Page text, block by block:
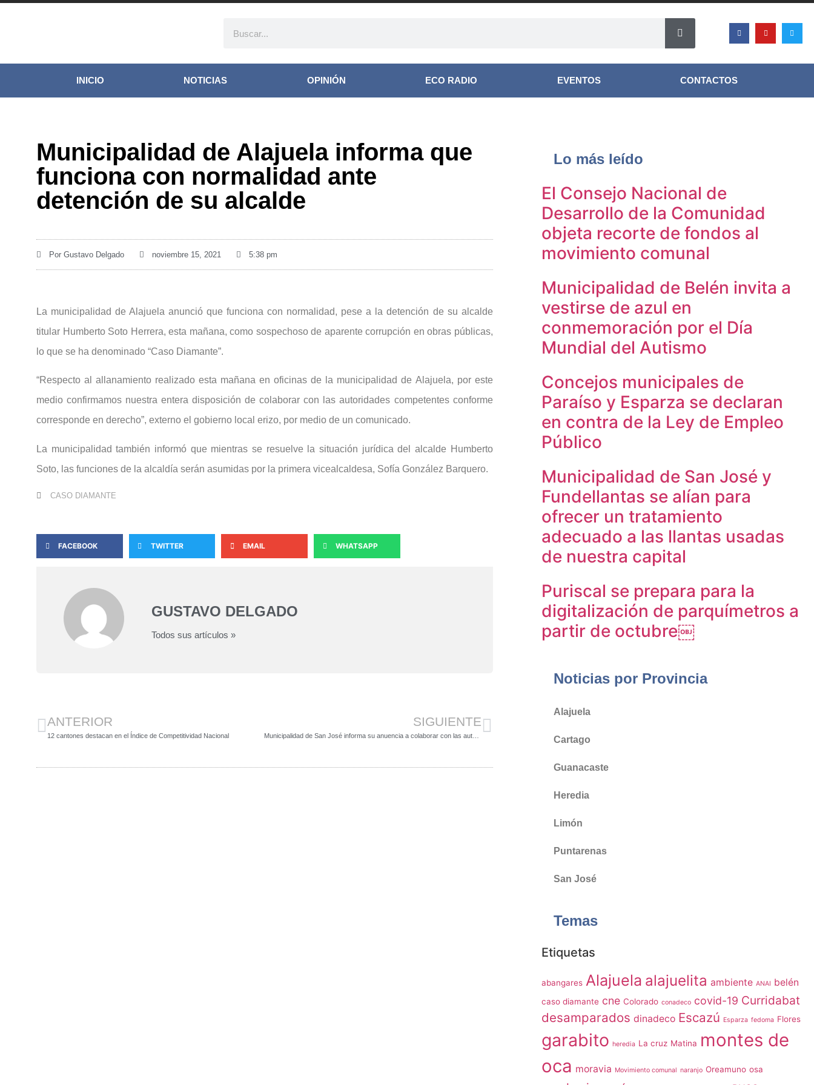
INICIO NOTICIAS OPINIÓN ECO RADIO EVENTOS CONTACTOS
Municipalidad de Alajuela informa que
funciona con normalidad ante
detención de su alcalde
Por Gustavo Delgado noviembre 15, 2021 5:38 pm
La municipalidad de Alajuela anunció que funciona con normalidad, pese a la detención de su alcalde
titular Humberto Soto Herrera, esta mañana, como sospechoso de aparente corrupción en obras públicas,
lo que se ha denominado “Caso Diamante”.
“Respecto al allanamiento realizado esta mañana en oficinas de la municipalidad de Alajuela, por este
medio confirmamos nuestra entera disposición de colaborar con las autoridades competentes conforme
corresponde en derecho”, externo el gobierno local erizo, por medio de un comunicado.
La municipalidad también informó que mientras se resuelve la situación jurídica del alcalde Humberto
Soto, las funciones de la alcaldía serán asumidas por la primera vicealcaldesa, Sofía González Barquero.
CASO DIAMANTE
FACEBOOK TWITTER EMAIL WHATSAPP
GUSTAVO DELGADO
Todos sus artículos »
ANTERIOR
12 cantones destacan en el Índice de Competitividad Nacional
SIGUIENTE
Lo más leído
El Consejo Nacional de
Desarrollo de la Comunidad
objeta recorte de fondos al
movimiento comunal
Municipalidad de Belén invita a
vestirse de azul en
conmemoración por el Día
Mundial del Autismo
Concejos municipales de
Paraíso y Esparza se declaran
en contra de la Ley de Empleo
Público
Municipalidad de San José y
Fundellantas se alían para
ofrecer un tratamiento
adecuado a las llantas usadas
de nuestra capital
Puriscal se prepara para la
digitalización de parquímetros a
partir de octubre￼
Noticias por Provincia
Alajuela
Cartago
Guanacaste
Heredia
Limón
Puntarenas
San José
Temas
Etiquetas
abangares Alajuela alajuelita ambiente ANAI belén
caso diamante cne Colorado conadeco covid-19 Curridabat
desamparados dinadeco Escazú Esparza fedoma Flores
garabito heredia La cruz Matina montes de
oca moravia Movimiento comunal naranjo Oreamuno osa